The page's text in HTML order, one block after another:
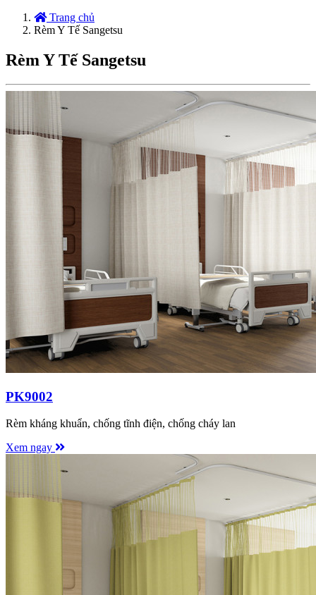
Trang chủ
Rèm Y Tế Sangetsu
Rèm Y Tế Sangetsu
PK9002
Rèm kháng khuẩn, chống tĩnh điện, chống cháy lan
Xem ngay